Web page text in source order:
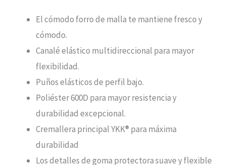
El cómodo forro de malla te mantiene fresco y
cómodo.
Canalé elástico multidireccional para mayor
flexibilidad.
Puños elásticos de perfil bajo.
Poliéster 600D para mayor resistencia y
durabilidad excepcional.
Cremallera principal YKK® para máxima
durabilidad
Los detalles de goma protectora suave y flexible